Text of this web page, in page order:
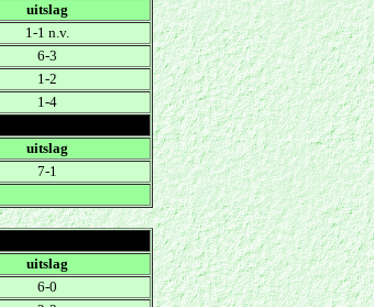
uitslag
1-1 n.v.
6-3
1-2
1-4
uitslag
7-1
uitslag
6-0